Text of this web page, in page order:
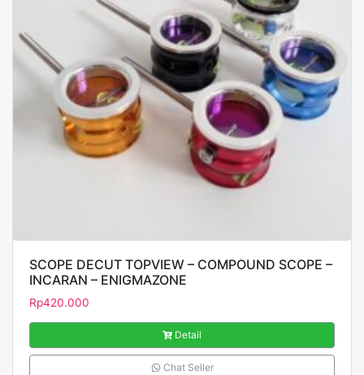
SCOPE DECUT TOPVIEW – COMPOUND SCOPE –
INCARAN – ENIGMAZONE
Rp420.000
Detail
Chat Seller